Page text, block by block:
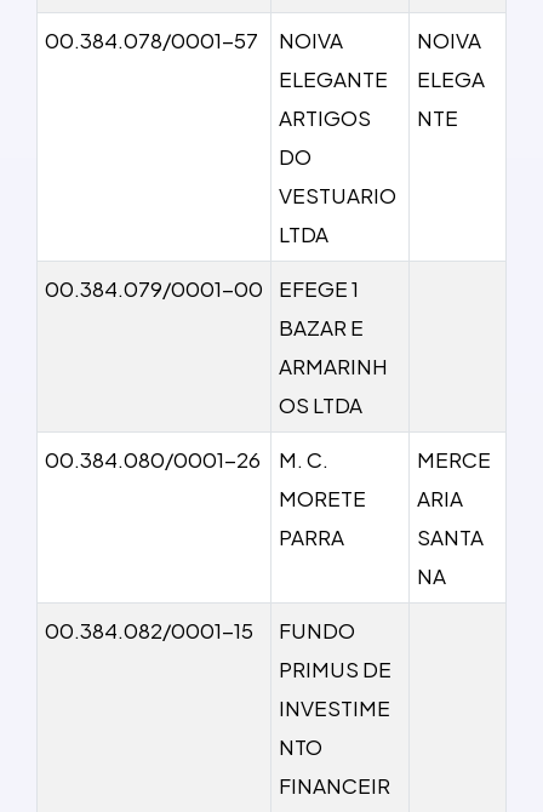
00.384.078/0001-57
NOIVA
ELEGANTE
ARTIGOS
DO
VESTUARIO
LTDA
NOIVA
ELEGA
NTE
00.384.079/0001-00
EFEGE 1
BAZAR E
ARMARINH
OS LTDA
00.384.080/0001-26
M. C.
MORETE
PARRA
MERCE
ARIA
SANTA
NA
00.384.082/0001-15
FUNDO
PRIMUS DE
INVESTIME
NTO
FINANCEIR